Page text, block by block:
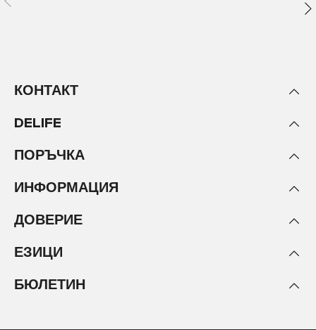
КОНТАКТ
DELIFE
ПОРЪЧКА
ИНФОРМАЦИЯ
ДОВЕРИЕ
ЕЗИЦИ
БЮЛЕТИН